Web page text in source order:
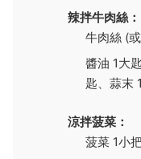
辣拌牛肉絲：
牛肉絲 (
醬油 1大
匙、蒜末
涼拌菠菜：
菠菜 1小